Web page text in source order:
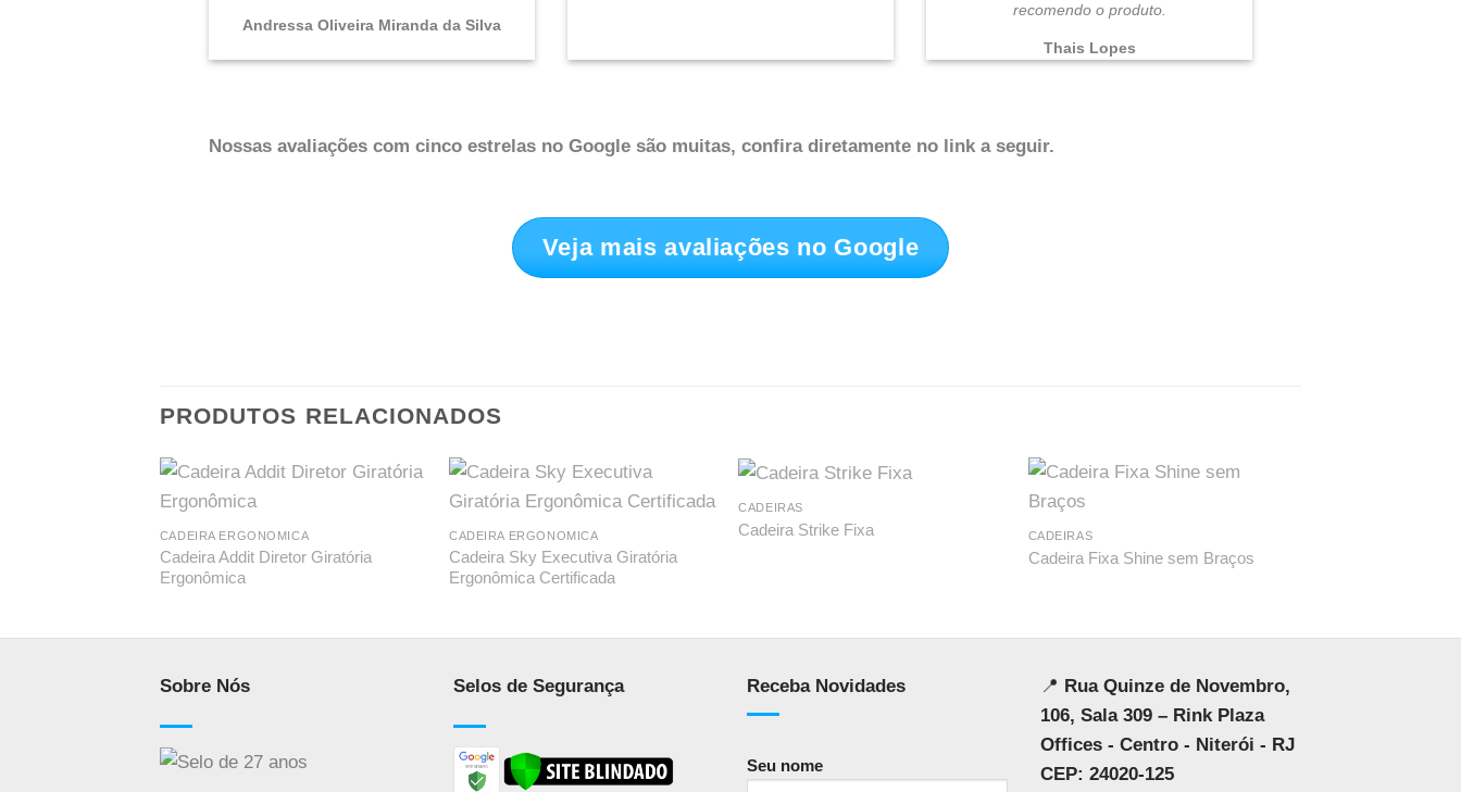
Andressa Oliveira Miranda da Silva
recomendo o produto.
Thais Lopes
Nossas avaliações com cinco estrelas no Google são muitas, confira diretamente no link a seguir.
Veja mais avaliações no Google
PRODUTOS RELACIONADOS
CADEIRA ERGONOMICA
Cadeira Addit Diretor Giratória
Ergonômica
CADEIRA ERGONOMICA
Cadeira Sky Executiva Giratória
Ergonômica Certificada
CADEIRAS
Cadeira Strike Fixa CADEIRAS
Cadeira Fixa Shine sem Braços
Sobre Nós Selos de Segurança Receba Novidades
Seu nome
📍 Rua Quinze de Novembro,
106, Sala 309 – Rink Plaza
Offices - Centro - Niterói - RJ
CEP: 24020-125